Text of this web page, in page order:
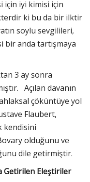
için iyi kimisi için
ki bu da bir ilktir
soylu sevgilileri,
bir anda tartışmaya
3 ay sonra
Açılan davanın
çöküntüye yol
Flaubert,
kendisini
olduğunu ve
dile getirmiştir.
Getirilen Eleştiriler